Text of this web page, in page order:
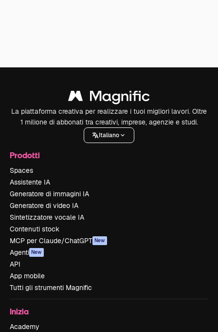
La piattaforma creativa per realizzare i tuoi migliori lavori. Oltre
1 milione di abbonati tra creativi, imprese, agenzie e studi.
Italiano
Prodotti
Spaces
Assistente IA
Generatore di immagini IA
Generatore di video IA
Sintetizzatore vocale IA
Contenuti stock
MCP per Claude/ChatGPT New
Agenti New
API
App mobile
Tutti gli strumenti Magnific
Inizia
Academy